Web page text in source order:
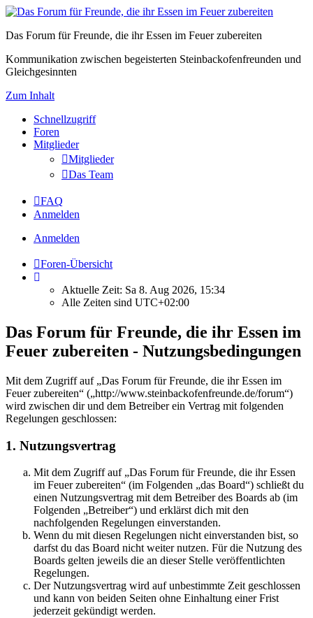
Das Forum für Freunde, die ihr Essen im Feuer zubereiten
Kommunikation zwischen begeisterten Steinbackofenfreunden und
Gleichgesinnten
Zum Inhalt
Schnellzugriff
Foren
Mitglieder
Mitglieder
Das Team
FAQ
Anmelden
Anmelden
Foren-Übersicht
Aktuelle Zeit: Sa 8. Aug 2026, 15:34
Alle Zeiten sind UTC+02:00
Das Forum für Freunde, die ihr Essen im
Feuer zubereiten - Nutzungsbedingungen
Mit dem Zugriff auf „Das Forum für Freunde, die ihr Essen im
Feuer zubereiten“ („http://www.steinbackofenfreunde.de/forum“)
wird zwischen dir und dem Betreiber ein Vertrag mit folgenden
Regelungen geschlossen:
1. Nutzungsvertrag
Mit dem Zugriff auf „Das Forum für Freunde, die ihr Essen
im Feuer zubereiten“ (im Folgenden „das Board“) schließt du
einen Nutzungsvertrag mit dem Betreiber des Boards ab (im
Folgenden „Betreiber“) und erklärst dich mit den
nachfolgenden Regelungen einverstanden.
Wenn du mit diesen Regelungen nicht einverstanden bist, so
darfst du das Board nicht weiter nutzen. Für die Nutzung des
Boards gelten jeweils die an dieser Stelle veröffentlichten
Regelungen.
Der Nutzungsvertrag wird auf unbestimmte Zeit geschlossen
und kann von beiden Seiten ohne Einhaltung einer Frist
jederzeit gekündigt werden.